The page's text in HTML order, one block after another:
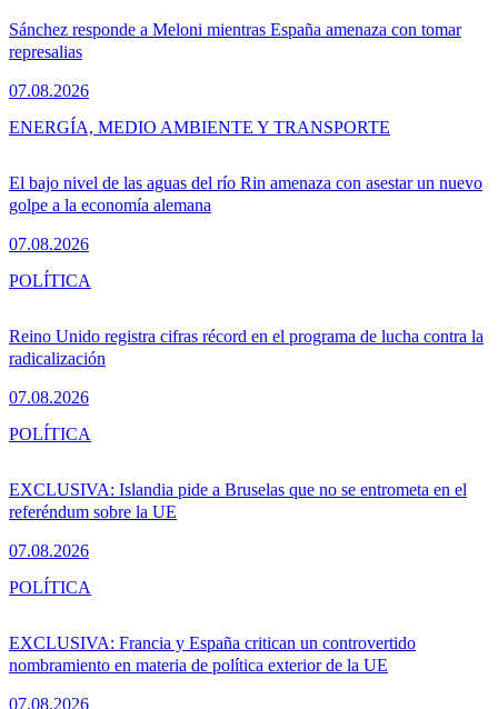
Sánchez responde a Meloni mientras España amenaza con tomar
represalias
07.08.2026
El bajo nivel de las aguas del río Rin amenaza con asestar un nuevo
golpe a la economía alemana
07.08.2026
ENERGÍA, MEDIO AMBIENTE Y TRANSPORTE
Reino Unido registra cifras récord en el programa de lucha contra la
radicalización
07.08.2026
POLÍTICA
EXCLUSIVA: Islandia pide a Bruselas que no se entrometa en el
referéndum sobre la UE
07.08.2026
POLÍTICA
EXCLUSIVA: Francia y España critican un controvertido
nombramiento en materia de política exterior de la UE
07.08.2026
POLÍTICA